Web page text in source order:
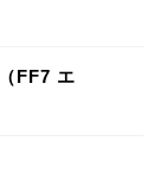
FF7 エ